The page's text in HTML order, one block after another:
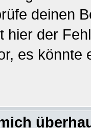
deinen
hier der
es könnte